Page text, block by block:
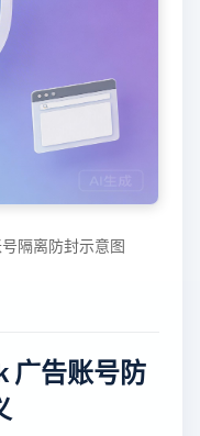
隔离防封示意图
广告账号防